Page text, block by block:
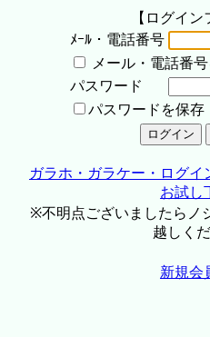
【ログイン
ﾒｰﾙ・電話番号
メール・電話番
パスワード
パスワードを保存
ガラホ・ガラケー・ログ
お試し
※不明点ございましたらノ
越しく
新規会